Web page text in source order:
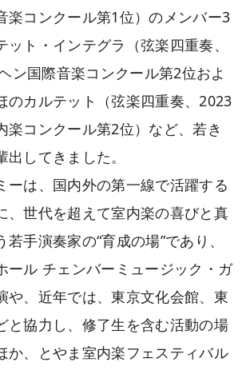
楽コンクール第1位）のメンバー3
ット・インテグラ（弦楽四重奏、
ン国際音楽コンクール第2位およ
のカルテット（弦楽四重奏、2023
楽コンクール第2位）など、若き
してきました。
ーは、国内外の第一線で活躍する
、世代を超えて室内楽の喜びと真
手演奏家の“育成の場”であり、
ール チェンバーミュージック・ガ
や、近年では、東京文化会館、東
と協力し、修了生を含む活動の場
か、とやま室内楽フェスティバル